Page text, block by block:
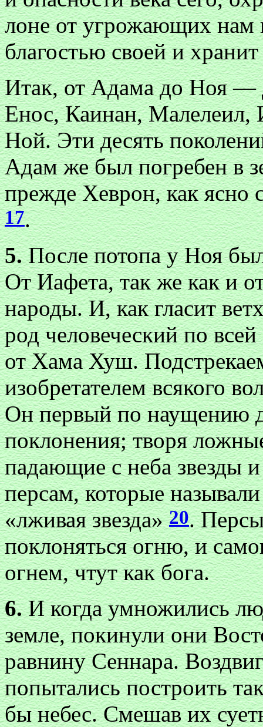
лоне от угрожающих нам
благостью своей и хранит
Итак, от Адама до Ноя —
Енос, Каинан,
Ной. Эти десять
Адам же был погребен в
прежде Хеврон, как ясно
17.
5.После потопа у Ноя
От Иафета, так же как и
народы. И, как гласит
род человеческий по
от Хама Хуш.
изобретателем всякого
Он первый по наущению
поклонения; творя
падающие с неба звезды
персам, которые
«лживая звезда»20.
поклоняться огню, и
огнем, чтут как бога.
6.И когда умножились
земле, покинули они
равнину Сеннара.
попытались построить
бы небес. Смешав их